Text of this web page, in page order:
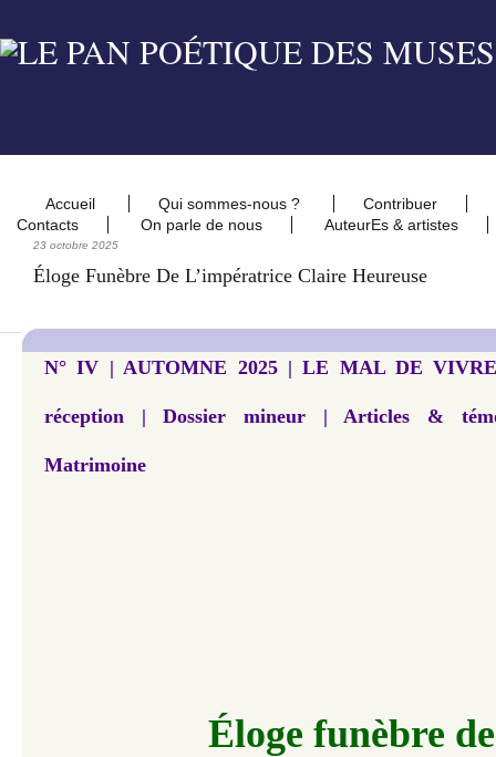
Accueil Qui sommes-nous ?
Contribuer
Contacts
On parle de nous AuteurEs & artistes
23 octobre 2025
Éloge Funèbre De L’impératrice Claire Heureuse
N° IV | AUTOMNE 2025 | LE MAL DE
réception | Dossier mineur | Articles &
Matrimoine
Éloge funèbre de